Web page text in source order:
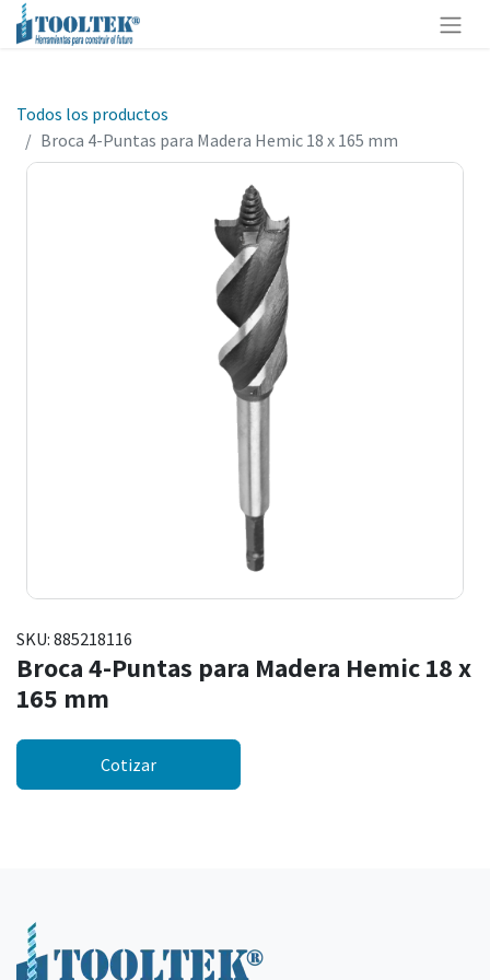
Todos los productos
Broca 4-Puntas para Madera Hemic 18 x 165 mm
SKU: 885218116
Broca 4-Puntas para Madera Hemic 18 x
165 mm
Cotizar